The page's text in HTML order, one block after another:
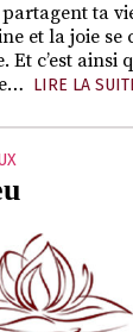
ta
et la joie
Et c’est
LIRE LA